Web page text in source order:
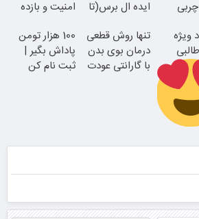
جوان شو
چربی
ایده ال برس(تا
ویژه)
امنیت و بازده
ویژه
تنها روش قطعی
درمان بوی بدن
با گارانتی عودت
100 هزار تومن
پاداش بگیر |
ثبت نام کن